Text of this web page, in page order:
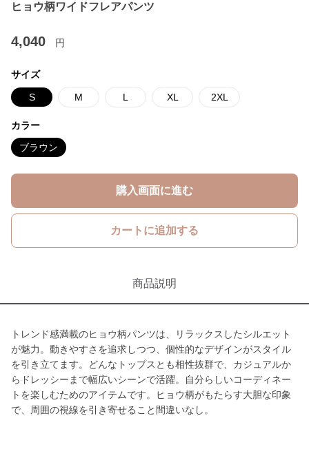
ヒョウ柄ワイドフレアパンツ
4,040 円
サイズ
S M L XL 2XL
カラー
ブラウン
購入画面に進む
カートに追加する
商品説明
トレンド感満載のヒョウ柄パンツは、リラックスしたシルエット
が魅力。動きやすさを追求しつつ、個性的なデザインがスタイル
を引き立てます。どんなトップスとも相性抜群で、カジュアルか
らドレッシーまで幅広いシーンで活躍。自分らしいコーディネー
トを楽しむためのアイテムです。ヒョウ柄がもたらす大胆な印象
で、周囲の視線を引き寄せること間違いなし。